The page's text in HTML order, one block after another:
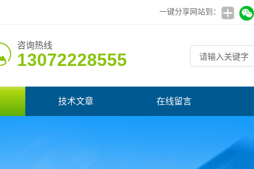
一键分享网站到：
咨询热线
13072228555
技术文章 在线留言